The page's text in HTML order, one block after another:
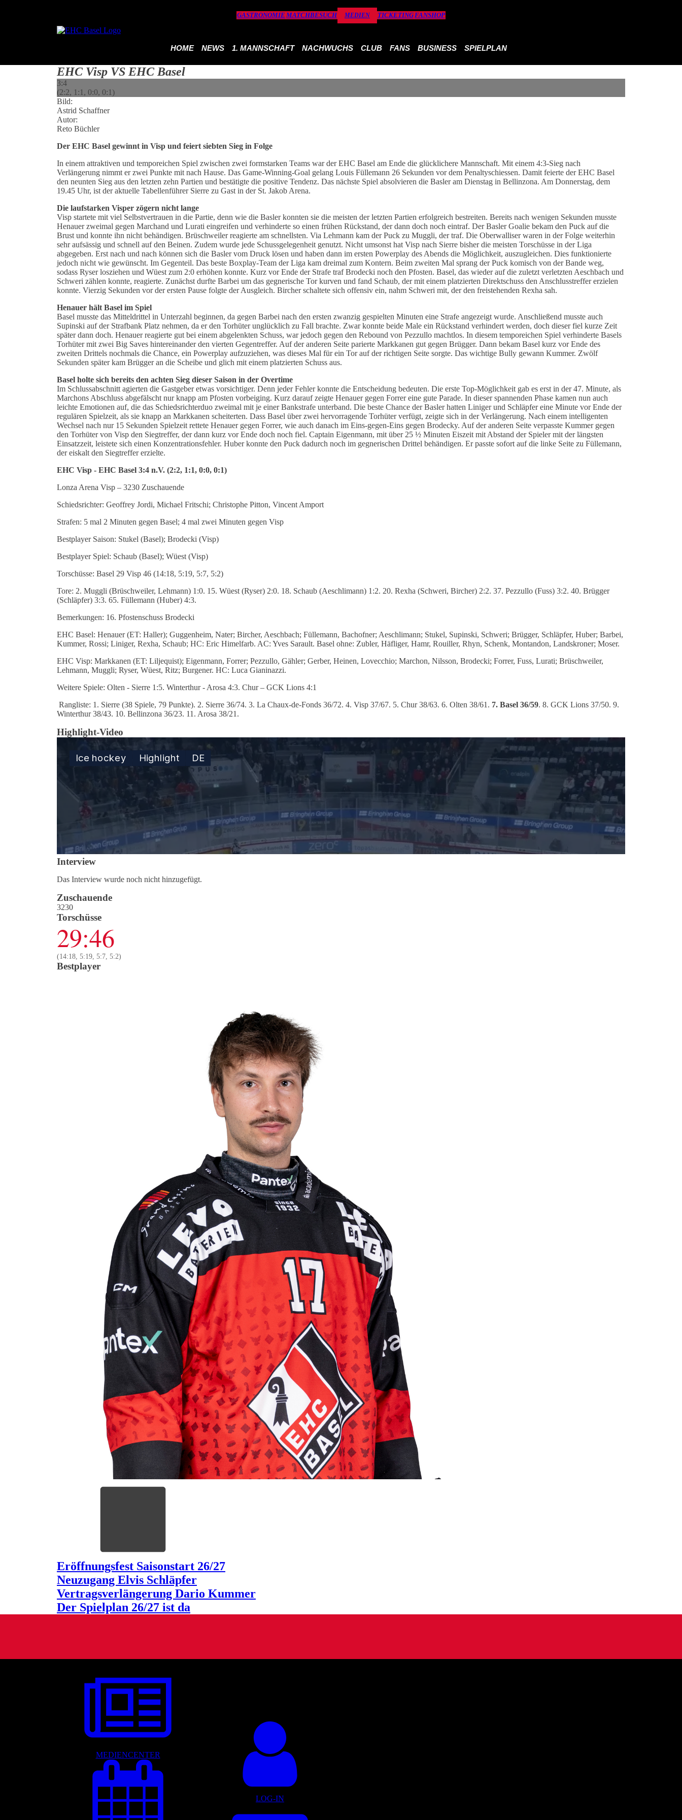
GASTRONOMIE MATCHBESUCH MEDIEN TICKETINGFANSHOP
HOME NEWS 1. MANNSCHAFT NACHWUCHS CLUB FANS BUSINESS SPIELPLAN
EHC Visp VS EHC Basel
3:4
(2:2, 1:1, 0:0, 0:1)
Bild:
Astrid Schaffner
Autor:
Reto Büchler
Der EHC Basel gewinnt in Visp und feiert siebten Sieg in Folge
In einem attraktiven und temporeichen Spiel zwischen zwei formstarken Teams war der EHC Basel am Ende die glücklichere Mannschaft. Mit einem 4:3-Sieg nach
Verlängerung nimmt er zwei Punkte mit nach Hause. Das Game-Winning-Goal gelang Louis Füllemann 26 Sekunden vor dem Penaltyschiessen. Damit feierte der EHC Basel
den neunten Sieg aus den letzten zehn Partien und bestätigte die positive Tendenz. Das nächste Spiel absolvieren die Basler am Dienstag in Bellinzona. Am Donnerstag, dem
19.45 Uhr, ist der aktuelle Tabellenführer Sierre zu Gast in der St. Jakob Arena.
Die laufstarken Visper zögern nicht lange
Visp startete mit viel Selbstvertrauen in die Partie, denn wie die Basler konnten sie die meisten der letzten Partien erfolgreich bestreiten. Bereits nach wenigen Sekunden musste
Henauer zweimal gegen Marchand und Lurati eingreifen und verhinderte so einen frühen Rückstand, der dann doch noch eintraf. Der Basler Goalie bekam den Puck auf die
Brust und konnte ihn nicht behändigen. Brüschweiler reagierte am schnellsten. Via Lehmann kam der Puck zu Muggli, der traf. Die Oberwalliser waren in der Folge weiterhin
sehr aufsässig und schnell auf den Beinen. Zudem wurde jede Schussgelegenheit genutzt. Nicht umsonst hat Visp nach Sierre bisher die meisten Torschüsse in der Liga
abgegeben. Erst nach und nach können sich die Basler vom Druck lösen und haben dann im ersten Powerplay des Abends die Möglichkeit, auszugleichen. Dies funktionierte
jedoch nicht wie gewünscht. Im Gegenteil. Das beste Boxplay-Team der Liga kam dreimal zum Kontern. Beim zweiten Mal sprang der Puck komisch von der Bande weg,
sodass Ryser losziehen und Wüest zum 2:0 erhöhen konnte. Kurz vor Ende der Strafe traf Brodecki noch den Pfosten. Basel, das wieder auf die zuletzt verletzten Aeschbach und
Schweri zählen konnte, reagierte. Zunächst durfte Barbei um das gegnerische Tor kurven und fand Schaub, der mit einem platzierten Direktschuss den Anschlusstreffer erzielen
konnte. Vierzig Sekunden vor der ersten Pause folgte der Ausgleich. Bircher schaltete sich offensiv ein, nahm Schweri mit, der den freistehenden Rexha sah.
Henauer hält Basel im Spiel
Basel musste das Mitteldrittel in Unterzahl beginnen, da gegen Barbei nach den ersten zwanzig gespielten Minuten eine Strafe angezeigt wurde. Anschließend musste auch
Supinski auf der Strafbank Platz nehmen, da er den Torhüter unglücklich zu Fall brachte. Zwar konnte beide Male ein Rückstand verhindert werden, doch dieser fiel kurze Zeit
später dann doch. Henauer reagierte gut bei einem abgelenkten Schuss, war jedoch gegen den Rebound von Pezzullo machtlos. In diesem temporeichen Spiel verhinderte Basels
Torhüter mit zwei Big Saves hintereinander den vierten Gegentreffer. Auf der anderen Seite parierte Markkanen gut gegen Brügger. Dann bekam Basel kurz vor Ende des
zweiten Drittels nochmals die Chance, ein Powerplay aufzuziehen, was dieses Mal für ein Tor auf der richtigen Seite sorgte. Das wichtige Bully gewann Kummer. Zwölf
Sekunden später kam Brügger an die Scheibe und glich mit einem platzierten Schuss aus.
Basel holte sich bereits den achten Sieg dieser Saison in der Overtime
Im Schlussabschnitt agierten die Gastgeber etwas vorsichtiger. Denn jeder Fehler konnte die Entscheidung bedeuten. Die erste Top-Möglichkeit gab es erst in der 47. Minute, als
Marchons Abschluss abgefälscht nur knapp am Pfosten vorbeiging. Kurz darauf zeigte Henauer gegen Forrer eine gute Parade. In dieser spannenden Phase kamen nun auch
leichte Emotionen auf, die das Schiedsrichterduo zweimal mit je einer Bankstrafe unterband. Die beste Chance der Basler hatten Liniger und Schläpfer eine Minute vor Ende der
regulären Spielzeit, als sie knapp an Markkanen scheiterten. Dass Basel über zwei hervorragende Torhüter verfügt, zeigte sich in der Verlängerung. Nach einem intelligenten
Wechsel nach nur 15 Sekunden Spielzeit rettete Henauer gegen Forrer, wie auch danach im Eins-gegen-Eins gegen Brodecky. Auf der anderen Seite verpasste Kummer gegen
den Torhüter von Visp den Siegtreffer, der dann kurz vor Ende doch noch fiel. Captain Eigenmann, mit über 25 ½ Minuten Eiszeit mit Abstand der Spieler mit der längsten
Einsatzzeit, leistete sich einen Konzentrationsfehler. Huber konnte den Puck dadurch noch im gegnerischen Drittel behändigen. Er passte sofort auf die linke Seite zu Füllemann,
der eiskalt den Siegtreffer erzielte.
EHC Visp - EHC Basel 3:4 n.V. (2:2, 1:1, 0:0, 0:1)
Lonza Arena Visp – 3230 Zuschauende
Schiedsrichter: Geoffrey Jordi, Michael Fritschi; Christophe Pitton, Vincent Amport
Strafen: 5 mal 2 Minuten gegen Basel; 4 mal zwei Minuten gegen Visp
Bestplayer Saison: Stukel (Basel); Brodecki (Visp)
Bestplayer Spiel: Schaub (Basel); Wüest (Visp)
Torschüsse: Basel 29 Visp 46 (14:18, 5:19, 5:7, 5:2)
Tore: 2. Muggli (Brüschweiler, Lehmann) 1:0. 15. Wüest (Ryser) 2:0. 18. Schaub (Aeschlimann) 1:2. 20. Rexha (Schweri, Bircher) 2:2. 37. Pezzullo (Fuss) 3:2. 40. Brügger
(Schläpfer) 3:3. 65. Füllemann (Huber) 4:3.
Bemerkungen: 16. Pfostenschuss Brodecki
EHC Basel: Henauer (ET: Haller); Guggenheim, Nater; Bircher, Aeschbach; Füllemann, Bachofner; Aeschlimann; Stukel, Supinski, Schweri; Brügger, Schläpfer, Huber; Barbei,
Kummer, Rossi; Liniger, Rexha, Schaub; HC: Eric Himelfarb. AC: Yves Sarault. Basel ohne: Zubler, Häfliger, Hamr, Rouiller, Rhyn, Schenk, Montandon, Landskroner; Moser.
EHC Visp: Markkanen (ET: Liljequist); Eigenmann, Forrer; Pezzullo, Gähler; Gerber, Heinen, Lovecchio; Marchon, Nilsson, Brodecki; Forrer, Fuss, Lurati; Brüschweiler,
Lehmann, Muggli; Ryser, Wüest, Ritz; Burgener. HC: Luca Gianinazzi.
Weitere Spiele: Olten - Sierre 1:5. Winterthur - Arosa 4:3. Chur – GCK Lions 4:1
Rangliste: 1. Sierre (38 Spiele, 79 Punkte). 2. Sierre 36/74. 3. La Chaux-de-Fonds 36/72. 4. Visp 37/67. 5. Chur 38/63. 6. Olten 38/61. 7. Basel 36/59. 8. GCK Lions 37/50. 9.
Winterthur 38/43. 10. Bellinzona 36/23. 11. Arosa 38/21.
Highlight-Video
Interview
Das Interview wurde noch nicht hinzugefügt.
Zuschauende
3230
Torschüsse
29:46
(14:18, 5:19, 5:7, 5:2)
Bestplayer
Eröffnungsfest Saisonstart 26/27
Neuzugang Elvis Schläpfer
Vertragsverlängerung Dario Kummer
Der Spielplan 26/27 ist da
MEDIENCENTER
LOG-IN